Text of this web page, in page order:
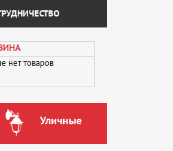
нет товаров
Уличные